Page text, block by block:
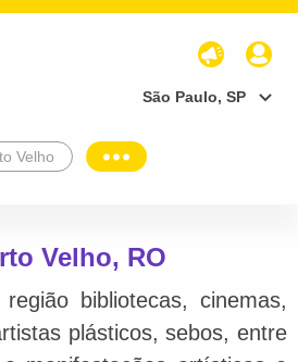
São Paulo, SP
Velho
Velho, RO
bibliotecas, cinemas,
plásticos, sebos, entre